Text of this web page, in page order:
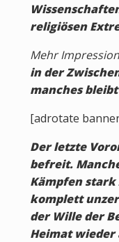
religiösen
Mehr
in der
manches
[adrotate
Der letzte
befreit.
Kämpfen
komplett
der Wille der
Heimat wieder